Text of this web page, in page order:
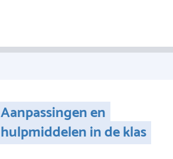
Aanpassingen en
hulpmiddelen in de klas